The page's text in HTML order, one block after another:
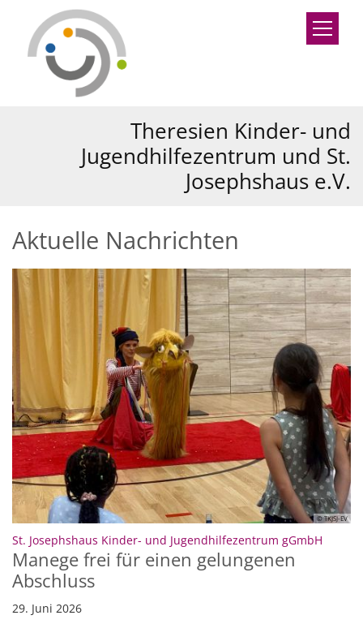
Zum Inhalt springen
Theresien Kinder- und
Jugendhilfezentrum und St.
Josephshaus e.V.
Aktuelle Nachrichten
© TKJSJ-EV
St. Josephshaus Kinder- und Jugendhilfezentrum gGmbH
Manege frei für einen gelungenen
Abschluss
29. Juni 2026